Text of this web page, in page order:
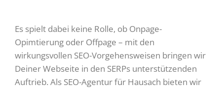
Es spielt dabei keine Rolle, ob Onpage-
Opimtierung oder Offpage – mit den
wirkungsvollen SEO-Vorgehensweisen bringen wir
Deiner Webseite in den SERPs unterstützenden
Auftrieb. Als SEO-Agentur für Hausach bieten wir